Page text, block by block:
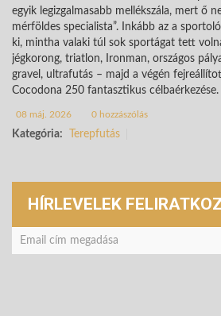
egyik legizgalmasabb mellékszála, mert ő
mérföldes specialista”. Inkább az a
ki, mintha valaki túl sok sportágat tett
jégkorong, triatlon, Ironman, országos
gravel, ultrafutás – majd a végén
Cocodona 250 fantasztikus célbaérkezése.
08 máj. 2026 0 hozzászólás
Kategória: Terepfutás
HÍRLEVELEK